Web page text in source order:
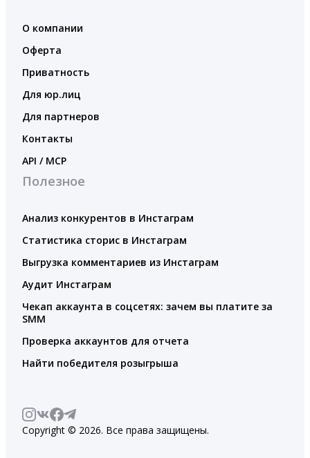
О компании
Оферта
Приватность
Для юр.лиц
Для партнеров
Контакты
API / MCP
Полезное
Анализ конкурентов в Инстаграм
Статистика сторис в Инстаграм
Выгрузка комментариев из Инстаграм
Аудит Инстаграм
Чекап аккаунта в соцсетях: зачем вы платите за
SMM
Проверка аккаунтов для отчета
Найти победителя розыгрыша
Copyright © 2026. Все права защищены.